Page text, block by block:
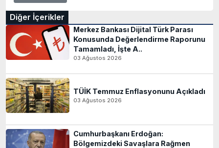
Diğer İçerikler
Merkez Bankası Dijital Türk Parası
Konusunda Değerlendirme Raporunu
Tamamladı, İşte A..
03 Ağustos 2026
TÜİK Temmuz Enflasyonunu Açıkladı
03 Ağustos 2026
Cumhurbaşkanı Erdoğan:
Bölgemizdeki Savaşlara Rağmen